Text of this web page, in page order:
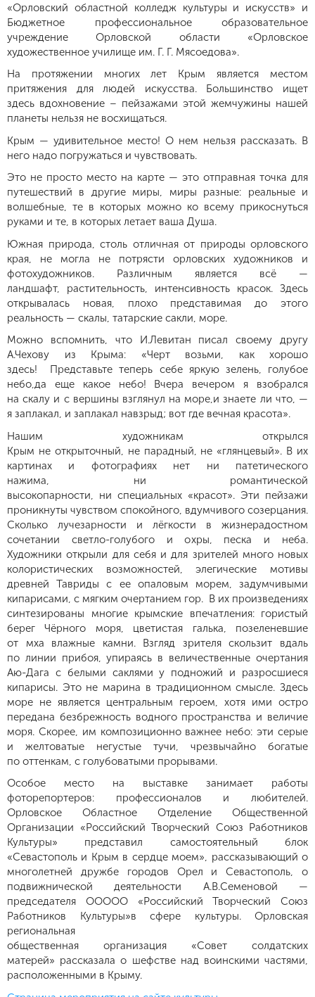
«Орловский областной колледж культуры и искусств» и
Бюджетное профессиональное образовательное
учреждение Орловской области «Орловское
художественное училище им. Г. Г. Мясоедова».
На протяжении многих лет Крым является местом
притяжения для людей искусства. Большинство ищет
здесь вдохновение – пейзажами этой жемчужины нашей
планеты нельзя не восхищаться.
Крым — удивительное место! О нем нельзя рассказать. В
него надо погружаться и чувствовать.
Это не просто место на карте — это отправная точка для
путешествий в другие миры, миры разные: реальные и
волшебные, те в которых можно ко всему прикоснуться
руками и те, в которых летает ваша Душа.
Южная природа, столь отличная от природы орловского
края, не могла не потрясти орловских художников и
фотохудожников. Различным является всё —
ландшафт, растительность, интенсивность красок. Здесь
открывалась новая, плохо представимая до этого
реальность — скалы, татарские сакли, море.
Можно вспомнить, что И.Левитан писал своему другу
А.Чехову из Крыма: «Черт возьми, как хорошо
здесь! Представьте теперь себе яркую зелень, голубое
небо,да еще какое небо! Вчера вечером я взобрался
на скалу и с вершины взглянул на море,и знаете ли что, —
я заплакал, и заплакал навзрыд; вот где вечная красота».
Нашим художникам открылся
Крым не открыточный, не парадный, не «глянцевый». В их
картинах и фотографиях нет ни патетического
нажима, ни романтической
высокопарности, ни специальных «красот». Эти пейзажи
проникнуты чувством спокойного, вдумчивого созерцания.
Сколько лучезарности и лёгкости в жизнерадостном
сочетании светло-голубого и охры, песка и неба.
Художники открыли для себя и для зрителей много новых
колористических возможностей, элегические мотивы
древней Тавриды с ее опаловым морем, задумчивыми
кипарисами, с мягким очертанием гор. В их произведениях
синтезированы многие крымские впечатления: гористый
берег Чёрного моря, цветистая галька, позеленевшие
от мха влажные камни. Взгляд зрителя скользит вдаль
по линии прибоя, упираясь в величественные очертания
Аю-Дага с белыми саклями у подножий и разросшиеся
кипарисы. Это не марина в традиционном смысле. Здесь
море не является центральным героем, хотя ими остро
передана безбрежность водного пространства и величие
моря. Скорее, им композиционно важнее небо: эти серые
и желтоватые негустые тучи, чрезвычайно богатые
по оттенкам, с голубоватыми прорывами.
Особое место на выставке занимает работы
фоторепортеров: профессионалов и любителей.
Орловское Областное Отделение Общественной
Организации «Российский Творческий Союз Работников
Культуры» представил самостоятельный блок
«Севастополь и Крым в сердце моем», рассказывающий о
многолетней дружбе городов Орел и Севастополь, о
подвижнической деятельности А.В.Семеновой —
председателя ООООО «Российский Творческий Союз
Работников Культуры»в сфере культуры. Орловская
региональная
общественная организация «Совет солдатских
матерей» рассказала о шефстве над воинскими частями,
расположенными в Крыму.